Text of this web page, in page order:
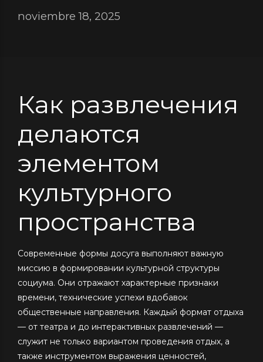
noviembre 18, 2025
Как развлечения
делаются
элементом
культурного
пространства
Современные формы досуга выполняют важную
миссию в формировании культурной структуры
социума. Они отражают характерные признаки
времени, технические успехи вдобавок
общественные направления. Каждый формат отдыха
— от театра и до интерактивных развлечений —
служит не только вариантом проведения отдых, а
также инструментом выражения ценностей,